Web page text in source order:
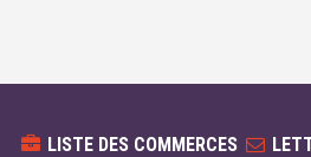
LISTE DES COMMERCES